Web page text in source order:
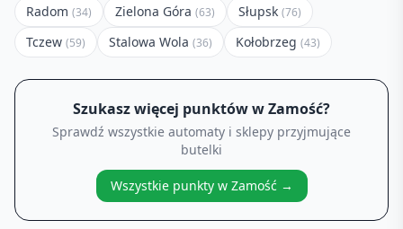
Radom (34) Zielona Góra (63) Słupsk (76)
Tczew (59) Stalowa Wola (36) Kołobrzeg (43)
Szukasz więcej punktów wZamość?
Sprawdź wszystkie automaty i sklepy przyjmujące
butelki
Wszystkie punkty w Zamość →